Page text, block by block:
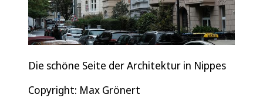
Die schöne Seite der Architektur in Nippes
Copyright: Max Grönert